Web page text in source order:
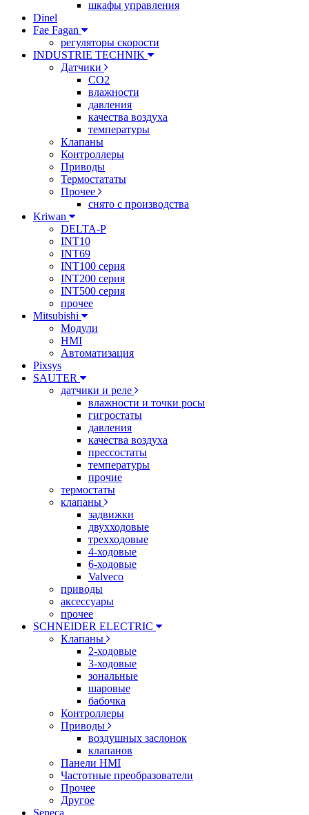
шкафы управления
Dinel
Fae Fagan
регуляторы скорости
INDUSTRIE TECHNIK
Датчики
CO2
влажности
давления
качества воздуха
температуры
Клапаны
Контроллеры
Приводы
Термостататы
Прочее
снято с производства
Kriwan
DELTA-P
INT10
INT69
INT100 серия
INT200 серия
INT500 серия
прочее
Mitsubishi
Модули
HMI
Автоматизация
Pixsys
SAUTER
датчики и реле
влажности и точки росы
гигростаты
давления
качества воздуха
прессостаты
температуры
прочие
термостаты
клапаны
задвижки
двухходовые
трехходовые
4-ходовые
6-ходовые
Valveco
приводы
аксессуары
прочее
SCHNEIDER ELECTRIC
Клапаны
2-ходовые
3-ходовые
зональные
шаровые
бабочка
Контроллеры
Приводы
воздушных заслонок
клапанов
Панели HMI
Частотные преобразователи
Прочее
Другое
Seneca